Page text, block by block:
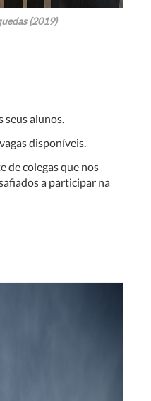
(2019)
seus alunos.
disponíveis.
de colegas que nos
a participar na